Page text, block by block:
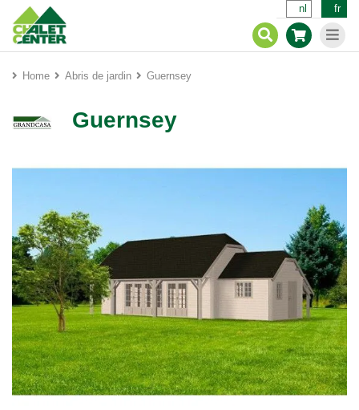
nl fr
Home Abris de jardin Guernsey
Guernsey